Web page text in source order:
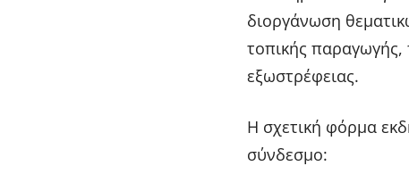
διοργάνωση
τοπικής παραγωγής,
εξωστρέφειας.
Η σχετική φόρμα
σύνδεσμο: